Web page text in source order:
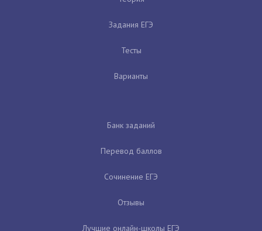
Задания ЕГЭ
Тесты
Варианты
Банк заданий
Перевод баллов
Сочинение ЕГЭ
Отзывы
Лучшие онлайн-школы ЕГЭ